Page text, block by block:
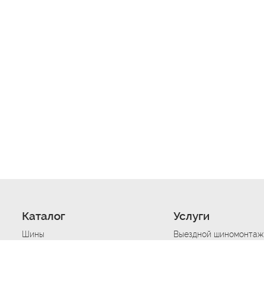
Каталог
Шины
Услуги
Выездной шиномонтаж